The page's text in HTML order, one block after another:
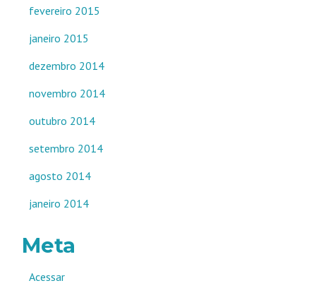
fevereiro 2015
janeiro 2015
dezembro 2014
novembro 2014
outubro 2014
setembro 2014
agosto 2014
janeiro 2014
Meta
Acessar